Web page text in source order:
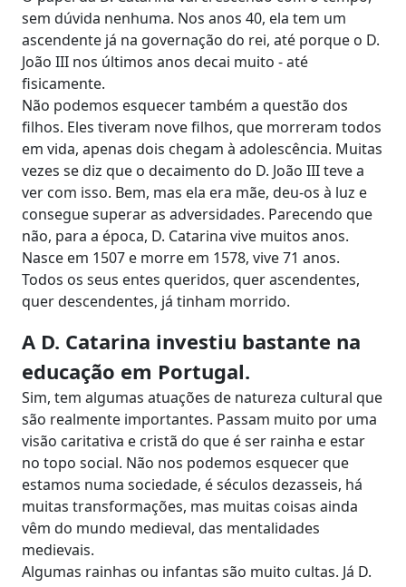
sem dúvida nenhuma. Nos anos 40, ela tem um
ascendente já na governação do rei, até porque o D.
João III nos últimos anos decai muito - até
fisicamente.
Não podemos esquecer também a questão dos
filhos. Eles tiveram nove filhos, que morreram todos
em vida, apenas dois chegam à adolescência. Muitas
vezes se diz que o decaimento do D. João III teve a
ver com isso. Bem, mas ela era mãe, deu-os à luz e
consegue superar as adversidades. Parecendo que
não, para a época, D. Catarina vive muitos anos.
Nasce em 1507 e morre em 1578, vive 71 anos.
Todos os seus entes queridos, quer ascendentes,
quer descendentes, já tinham morrido.
A D. Catarina investiu bastante na
educação em Portugal.
Sim, tem algumas atuações de natureza cultural que
são realmente importantes. Passam muito por uma
visão caritativa e cristã do que é ser rainha e estar
no topo social. Não nos podemos esquecer que
estamos numa sociedade, é séculos dezasseis, há
muitas transformações, mas muitas coisas ainda
vêm do mundo medieval, das mentalidades
medievais.
Algumas rainhas ou infantas são muito cultas. Já D.